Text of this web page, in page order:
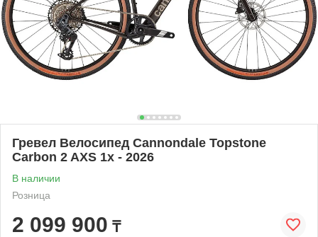
Гревел Велосипед Cannondale Topstone
Carbon 2 AXS 1x - 2026
В наличии
Розница
2 099 900 ₸